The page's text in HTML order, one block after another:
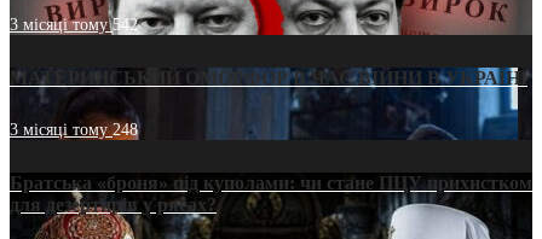
3 місяці тому542
МАТЕРИНСЬКИЙ ОМОРФОР В ЧАС ВІЙНИ В УКРАЇНІ
3 місяці тому248
Братська «броня» під куполами: чи стане ПЦУ прихистком
для дезертирів у рясах?